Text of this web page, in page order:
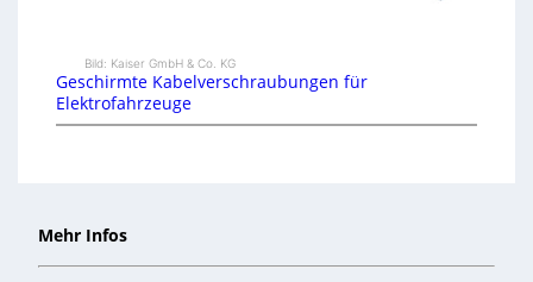
Bild: Kaiser GmbH & Co. KG
Geschirmte Kabelverschraubungen für
Elektrofahrzeuge
Mehr Infos